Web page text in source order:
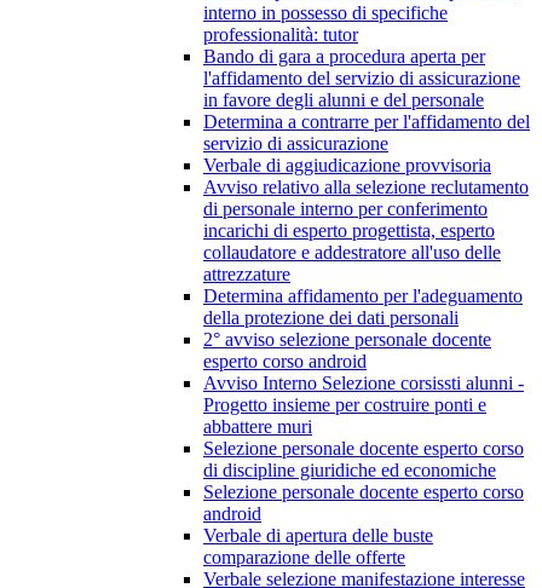
interno in possesso di specifiche
professionalità: tutor
Bando di gara a procedura aperta per
l'affidamento del servizio di assicurazione
in favore degli alunni e del personale
Determina a contrarre per l'affidamento del
servizio di assicurazione
Verbale di aggiudicazione provvisoria
Avviso relativo alla selezione reclutamento
di personale interno per conferimento
incarichi di esperto progettista, esperto
collaudatore e addestratore all'uso delle
attrezzature
Determina affidamento per l'adeguamento
della protezione dei dati personali
2° avviso selezione personale docente
esperto corso android
Avviso Interno Selezione corsissti alunni -
Progetto insieme per costruire ponti e
abbattere muri
Selezione personale docente esperto corso
di discipline giuridiche ed economiche
Selezione personale docente esperto corso
android
Verbale di apertura delle buste
comparazione delle offerte
Verbale selezione manifestazione interesse